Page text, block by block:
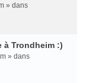
» dans
à Trondheim :)
» dans